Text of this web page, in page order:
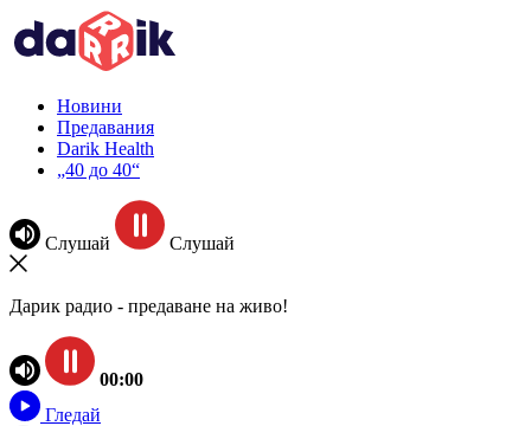
Новини
Предавания
Darik Health
„40 до 40“
Слушай Слушай
Дарик радио - предаване на живо!
00:00
Гледай